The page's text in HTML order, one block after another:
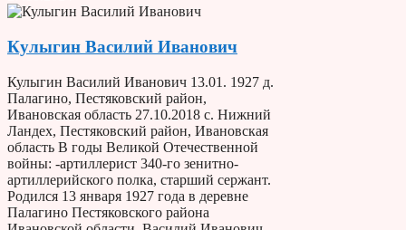
Кулыгин Василий Иванович
Кулыгин Василий Иванович 13.01. 1927 д.
Палагино, Пестяковский район,
Ивановская область 27.10.2018 с. Нижний
Ландех, Пестяковский район, Ивановская
область В годы Великой Отечественной
войны: -артиллерист 340-го зенитно-
артиллерийского полка, старший сержант.
Родился 13 января 1927 года в деревне
Палагино Пестяковского района